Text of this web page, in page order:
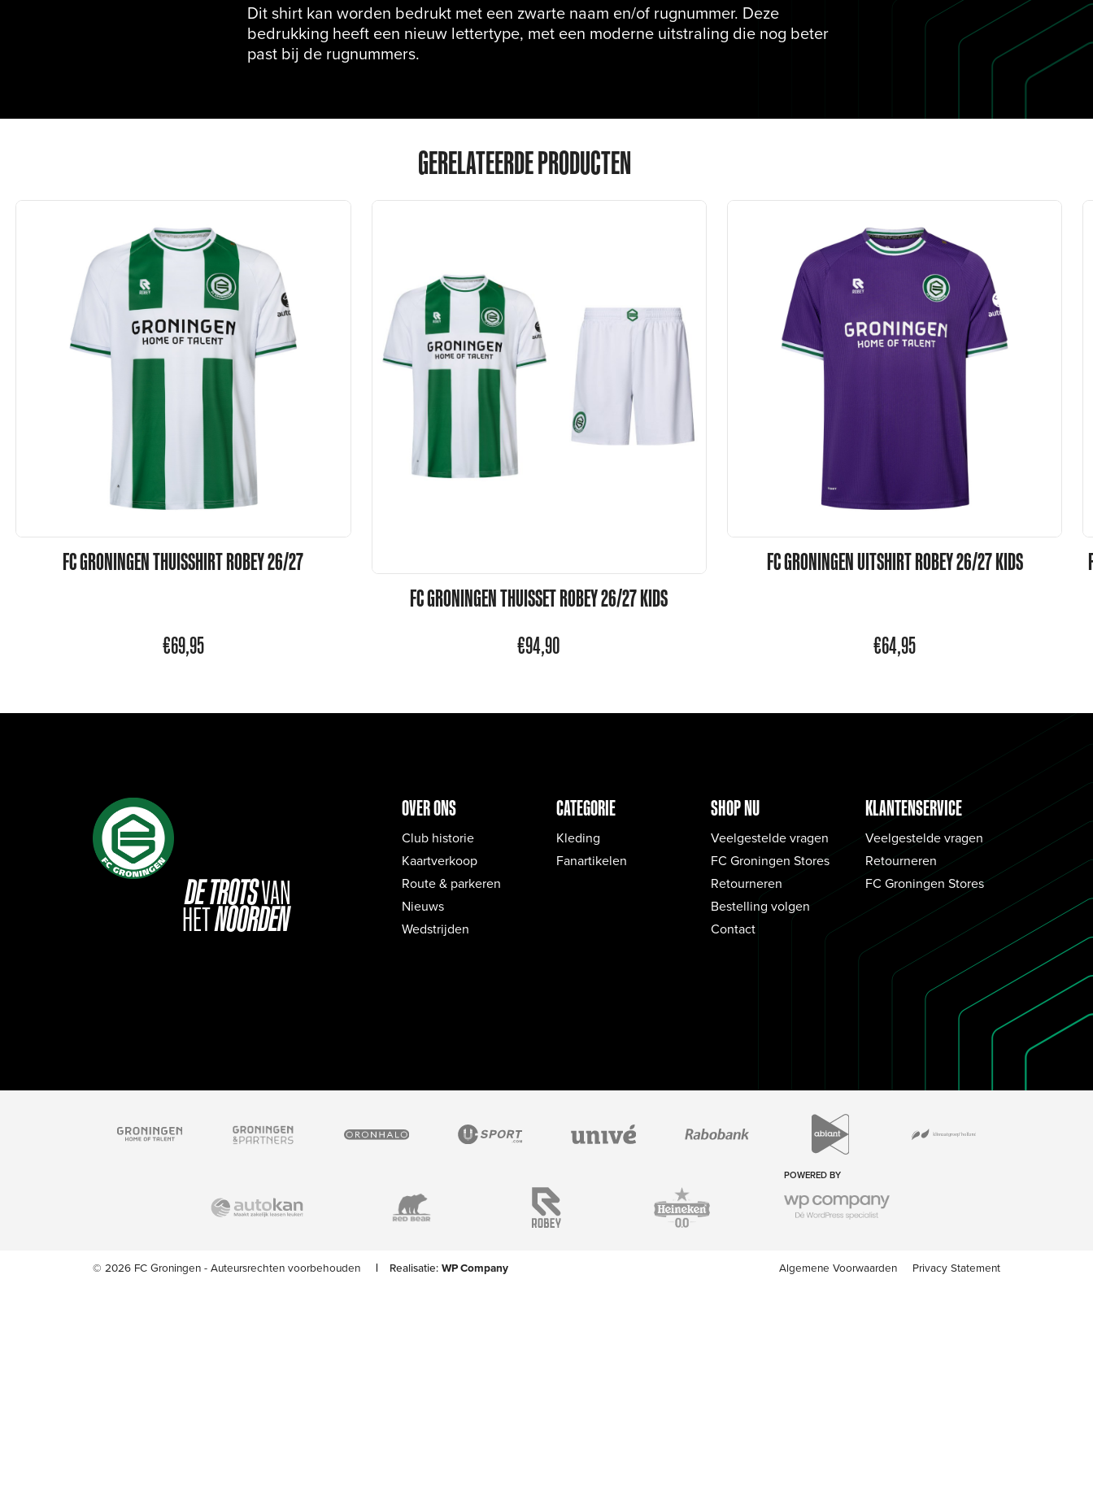
Dit shirt kan worden bedrukt met een zwarte naam en/of rugnummer. Deze
bedrukking heeft een nieuw lettertype, met een moderne uitstraling die nog beter
past bij de rugnummers.
GERELATEERDE PRODUCTEN
FC GRONINGEN THUISSHIRT ROBEY 26/27
€69,95
FC GRONINGEN THUISSET ROBEY 26/27 KIDS
€94,90
FC GRONINGEN UITSHIRT ROBEY 26/27 KIDS
€64,95
DETROTSVAN
HETNOORDEN
OVER ONS
Club historie
Kaartverkoop
Route & parkeren
Nieuws
Wedstrijden
CATEGORIE
Kleding
Fanartikelen
SHOP NU
Veelgestelde vragen
FC Groningen Stores
Retourneren
Bestelling volgen
Contact
KLANTENSERVICE
Veelgestelde vragen
Retourneren
FC Groningen Stores
POWERED BY
© 2026 FC Groningen - Auteursrechten voorbehouden Realisatie: WP Company Algemene Voorwaarden Privacy Statement